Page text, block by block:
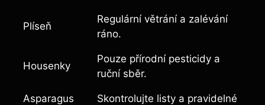
Plíseň
Regulární větrání a zalévání
ráno.
Housenky
Pouze přírodní pesticidy a
ruční sběr.
Asparagus
Skontrolujte listy a pravidelné